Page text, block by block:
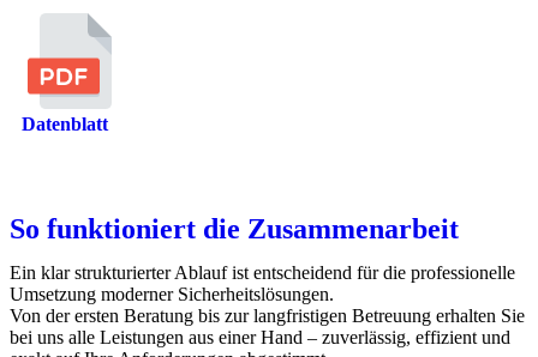
Datenblatt
So funktioniert die Zusammenarbeit
Ein klar strukturierter Ablauf ist entscheidend für die professionelle
Umsetzung moderner Sicherheitslösungen.
Von der ersten Beratung bis zur langfristigen Betreuung erhalten Sie
bei uns alle Leistungen aus einer Hand – zuverlässig, effizient und